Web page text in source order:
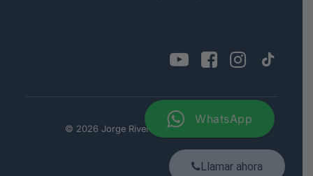
© 2026 Jorge Rivera. All rights reserved
Llamar ahora
WhatsApp